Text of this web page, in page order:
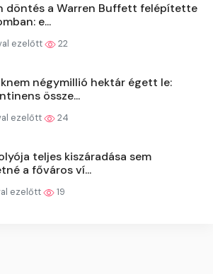
döntés a Warren Buffett felépítette
e...
ezelőtt 22
négymillió hektár égett le:
össze...
ezelőtt 24
teljes kiszáradása sem
a főváros ví...
ezelőtt 19